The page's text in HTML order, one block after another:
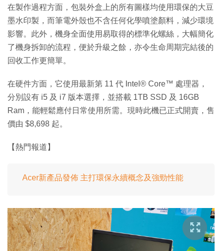
在製作過程方面，包裝外盒上的所有圖樣均使用環保的大豆
墨水印製，而筆電外殼也不含任何化學噴塗顏料，減少環境
影響。此外，機身全面使用易取得的標準化螺絲，大幅簡化
了機身拆卸的流程，便於升級之餘，亦令生命周期完結後的
回收工作更簡單。
在硬件方面，它使用最新第 11 代 Intel® Core™ 處理器，
分別設有 i5 及 i7 版本選擇，並搭載 1TB SSD 及 16GB
Ram，能輕鬆應付日常使用所需。現時此機已正式開賣，售
價由 $8,698 起。
【熱門報道】
Acer新產品發佈 主打環保永續概念及強勁性能